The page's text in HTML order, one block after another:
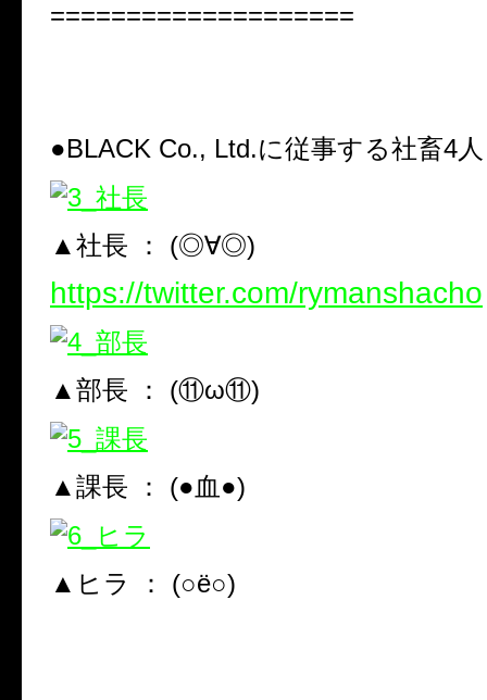
====================
●BLACK Co., Ltd.に従事する社畜4人
▲社長 ： (◎∀◎)
https://twitter.com/rymanshacho
▲部長 ： (⑪ω⑪)
▲課長 ： (●血●)
▲ヒラ ： (○ё○)